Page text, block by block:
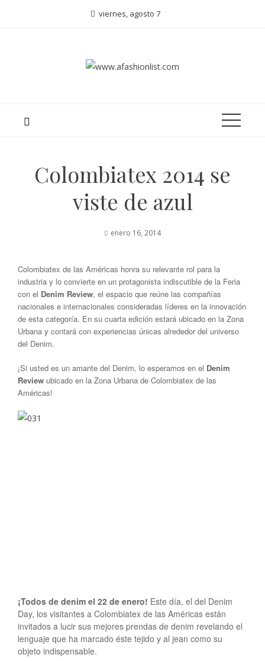
viernes, agosto 7
Colombiatex 2014 se
viste de azul
enero 16, 2014
Colombiatex de las Américas honra su relevante rol para la
industria y lo convierte en un protagonista indiscutible de la Feria
con el Denim Review, el espacio que reúne las compañías
nacionales e internacionales consideradas líderes en la innovación
de esta categoría. En su cuarta edición estará ubicado en la Zona
Urbana y contará con experiencias únicas alrededor del universo
del Denim.
¡Si usted es un amante del Denim, lo esperamos en el Denim
Review ubicado en la Zona Urbana de Colombiatex de las
Américas!
¡Todos de denim el 22 de enero! Este día, el del Denim
Day, los visitantes a Colombiatex de las Américas están
invitados a lucir sus mejores prendas de denim revelando el
lenguaje que ha marcado éste tejido y al jean como su
objeto indispensable.